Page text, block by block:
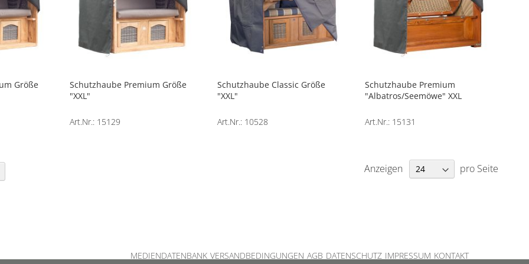
Größe
Schutzhaube Premium Größe
"XXL"
Art.Nr.: 15129
Schutzhaube Classic Größe
"XXL"
Art.Nr.: 10528
Schutzhaube Premium
"Albatros/Seemöwe" XXL
Art.Nr.: 15131
Anzeigen pro Seite
MEDIENDATENBANK VERSANDBEDINGUNGEN AGB DATENSCHUTZ IMPRESSUM KONTAKT